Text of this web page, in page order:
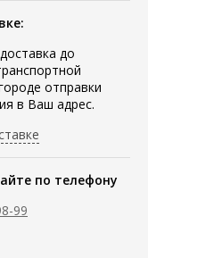
до
отправки
в Ваш адрес.
по телефону
99